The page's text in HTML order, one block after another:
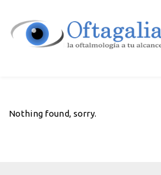
Nothing found, sorry.